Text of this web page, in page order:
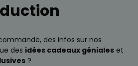
des infos sur nos
des idées cadeaux géniales et
?